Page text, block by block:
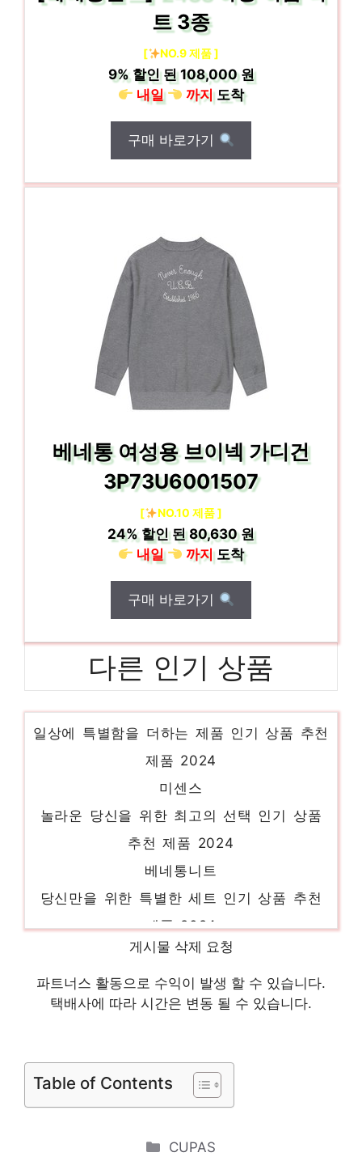
트 3종
[ NO.9 제품 ]
9%할인 된108,000 원
내일
까지도착
구매 바로가기
베네통 여성용 브이넥 가디건
3P73U6001507
[ NO.10 제품 ]
24%할인 된80,630 원
내일
까지도착
구매 바로가기
다른 인기 상품
지센티셔츠
지센블라우스
품 2024
제품 2024
기비원피스
게시물 삭제 요청
파트너스 활동으로 수익이 발생 할 수 있습니다.
택배사에 따라 시간은 변동 될 수 있습니다.
Table of Contents
Categories
CUPAS